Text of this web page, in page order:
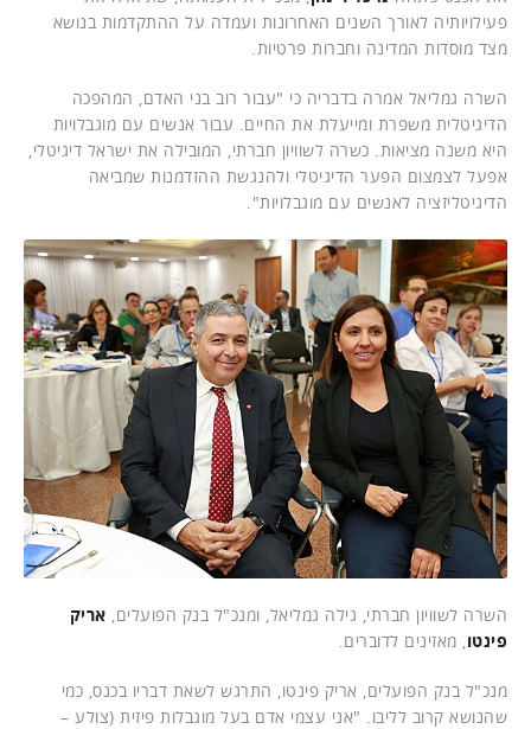
פעילויותיה לאורך השנים האחרונות ועמדה על ההתקדמות בנושא
מצד מוסדות המדינה וחברות פרטיות.
השרה גמליאל אמרה בדבריה כי "עבור רוב בני האדם, המהפכה
הדיגיטלית משפרת ומייעלת את החיים. עבור אנשים עם מוגבלויות
היא משנה מציאות. כשרה לשוויון חברתי, המובילה את ישראל דיגיטלי,
אפעל לצמצום הפער הדיגיטלי ולהנגשת ההזדמנות שמביאה
הדיגיטליזציה לאנשים עם מוגבלויות".
השרה לשוויון חברתי, גילה גמליאל, ומנכ"ל בנק הפועלים, אריק
פינטו , מאזינים לדוברים.
מנכ"ל בנק הפועלים, אריק פינטו, התרגש לשאת דבריו בכנס, כמי
שהנושא קרוב לליבו. "אני עצמי אדם בעל מוגבלות פיזית (צולע –